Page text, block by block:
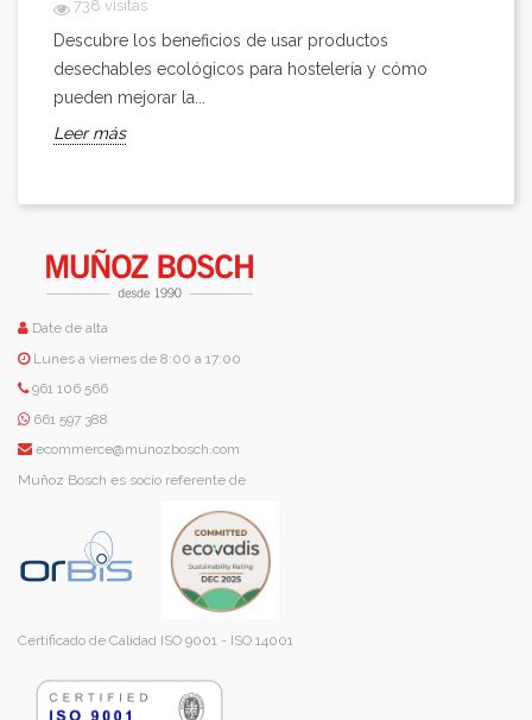
738 visitas
Descubre los beneficios de usar productos
desechables ecológicos para hostelería y cómo
pueden mejorar la...
Leer más
Date de alta
Lunes a viernes de 8:00 a 17:00
961 106 566
661 597 388
ecommerce@munozbosch.com
Muñoz Bosch es socio referente de
Certificado de Calidad ISO 9001 - ISO 14001